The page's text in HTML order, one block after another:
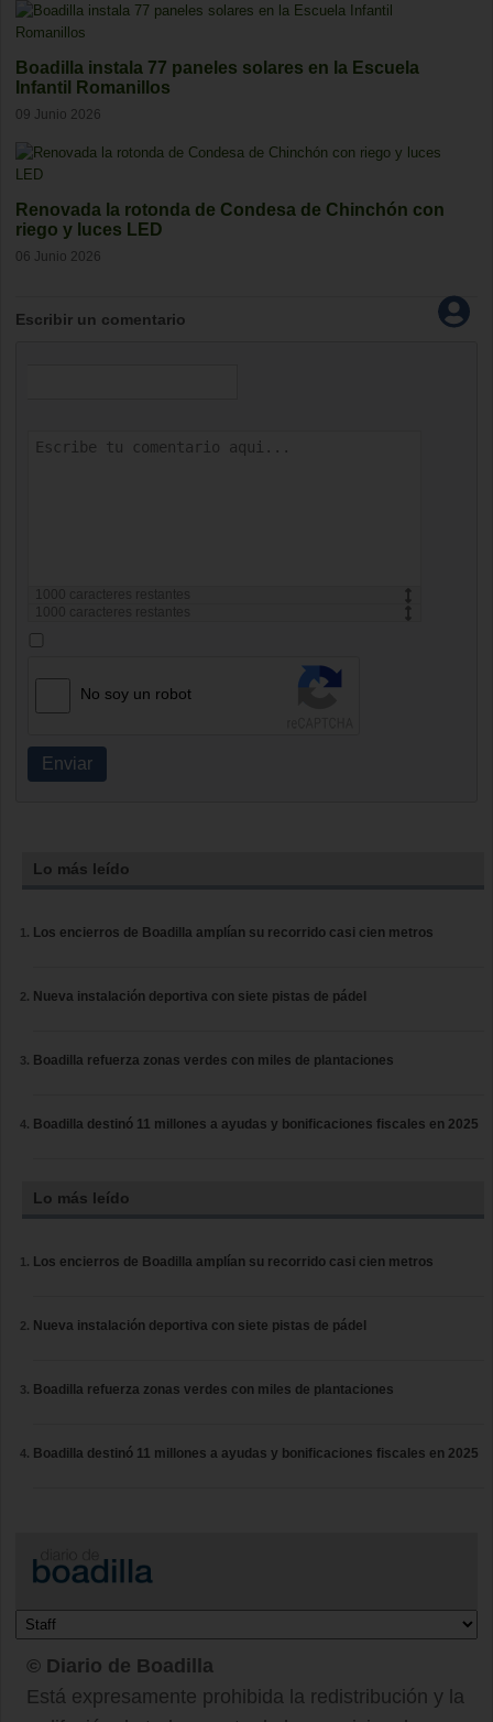
Boadilla instala 77 paneles solares en la Escuela
Infantil Romanillos
09 Junio 2026
Renovada la rotonda de Condesa de Chinchón con
riego y luces LED
06 Junio 2026
Escribir un comentario
1000
caracteres restantes
1000
caracteres restantes
No soy un robot
Enviar
Lo más leído
Los encierros de Boadilla amplían su recorrido casi cien metros
Nueva instalación deportiva con siete pistas de pádel
Boadilla refuerza zonas verdes con miles de plantaciones
Boadilla destinó 11 millones a ayudas y bonificaciones fiscales en 2025
Lo más leído
Los encierros de Boadilla amplían su recorrido casi cien metros
Nueva instalación deportiva con siete pistas de pádel
Boadilla refuerza zonas verdes con miles de plantaciones
Boadilla destinó 11 millones a ayudas y bonificaciones fiscales en 2025
© Diario de Boadilla
Está expresamente prohibida la redistribución y la